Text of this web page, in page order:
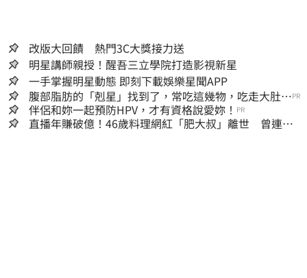
改版大回饋 熱門3C大獎接力送
明星講師親授！醒吾三立學院打造影視新星
一手掌握明星動態 即刻下載娛樂星聞APP
腹部脂肪的「剋星」找到了，常吃這幾物，吃走大肚
囊，瘦出小蠻腰
PR
伴侶和妳一起預防HPV，才有資格說愛妳！ PR
直播年賺破億！46歲料理網紅「肥大叔」離世 曾連播